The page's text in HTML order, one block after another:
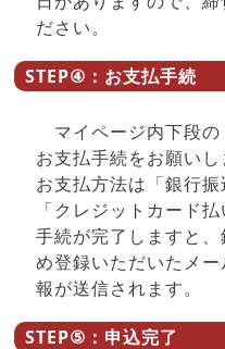
ださい。
STEP④：お支払手続
マイページ内下段の
お支払手続をお願いし
お支払方法は「銀行
「クレジットカード
手続が完了しますと
め登録いただいたメ
報が送信されます。
STEP⑤：申込完了